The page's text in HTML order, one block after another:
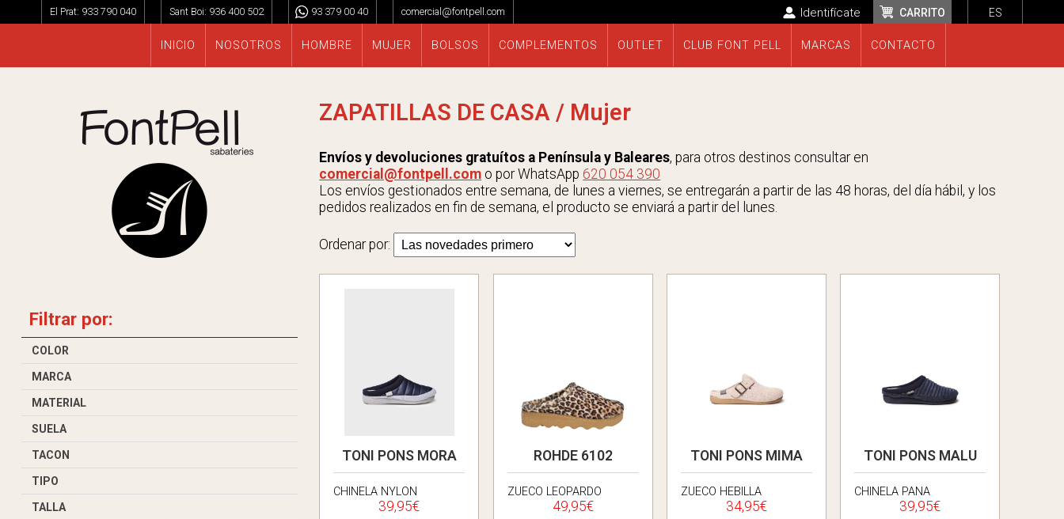
ES
El Prat: 933 790 040 Sant Boi: 936 400 502 93 379 00 40 comercial@fontpell.com CARRITO
Identifícate
INICIO NOSOTROS HOMBRE MUJER BOLSOS COMPLEMENTOS OUTLET CLUB FONT PELL MARCAS CONTACTO
Filtrar por:
COLOR
MARCA
MATERIAL
SUELA
TACON
TIPO
TALLA
ZAPATILLAS DE CASA / Mujer
Envíos y devoluciones gratuítos a Península y Baleares, para otros destinos consultar en
comercial@fontpell.com o por WhatsApp 620 054 390
Los envíos gestionados entre semana, de lunes a viernes, se entregarán a partir de las 48 horas, del día hábil, y los
pedidos realizados en fin de semana, el producto se enviará a partir del lunes.
Ordenar por:
TONI PONS MORA
CHINELA NYLON
39,95€
ROHDE 6102
ZUECO LEOPARDO
49,95€
TONI PONS MIMA
ZUECO HEBILLA
34,95€
TONI PONS MALU
CHINELA PANA
39,95€